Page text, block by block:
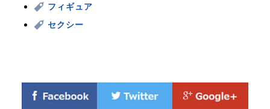
フィギュア
セクシー